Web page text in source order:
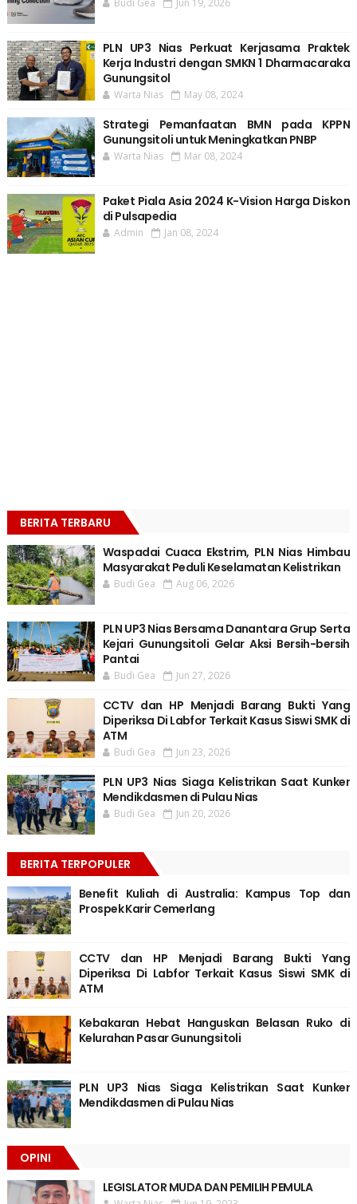
PLN UP3 Nias Perkuat Kerjasama Praktek
Kerja Industri dengan SMKN 1 Dharmacaraka
Gunungsitol
Warta Nias May 08, 2024
Strategi Pemanfaatan BMN pada KPPN
Gunungsitoli untuk Meningkatkan PNBP
Warta Nias Mar 08, 2024
Paket Piala Asia 2024 K-Vision Harga Diskon
di Pulsapedia
Admin Jan 08, 2024
BERITA TERBARU
Waspadai Cuaca Ekstrim, PLN Nias Himbau
Masyarakat Peduli Keselamatan Kelistrikan
Budi Gea Aug 06, 2026
PLN UP3 Nias Bersama Danantara Grup Serta
Kejari Gunungsitoli Gelar Aksi Bersih-bersih
Pantai
Budi Gea Jun 27, 2026
CCTV dan HP Menjadi Barang Bukti Yang
Diperiksa Di Labfor Terkait Kasus Siswi SMK di
ATM
Budi Gea Jun 23, 2026
PLN UP3 Nias Siaga Kelistrikan Saat Kunker
Mendikdasmen di Pulau Nias
Budi Gea Jun 20, 2026
BERITA TERPOPULER
Benefit Kuliah di Australia: Kampus Top dan
Prospek Karir Cemerlang
CCTV dan HP Menjadi Barang Bukti Yang
Diperiksa Di Labfor Terkait Kasus Siswi SMK di
ATM
Kebakaran Hebat Hanguskan Belasan Ruko di
Kelurahan Pasar Gunungsitoli
PLN UP3 Nias Siaga Kelistrikan Saat Kunker
Mendikdasmen di Pulau Nias
OPINI
LEGISLATOR MUDA DAN PEMILIH PEMULA